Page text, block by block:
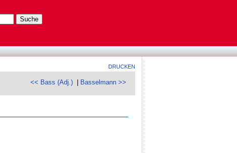
DRUCKEN
<< Bass (Adj.) Basselmann >>